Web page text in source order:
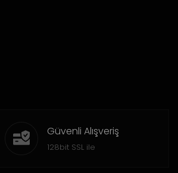
Güvenli Alışveriş
128bit SSL ile